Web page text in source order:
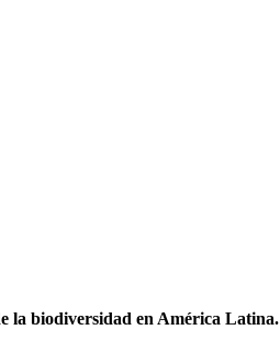
la biodiversidad en América Latina.